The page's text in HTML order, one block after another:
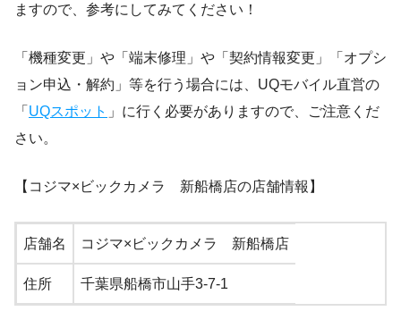
ますので、参考にしてみてください！
「機種変更」や「端末修理」や「契約情報変更」「オプシ
ョン申込・解約」等を行う場合には、UQモバイル直営の
「 UQスポット 」に行く必要がありますので、ご注意くだ
さい。
【コジマ×ビックカメラ 新船橋店の店舗情報】
店舗名 コジマ×ビックカメラ 新船橋店
住所 千葉県船橋市山手3-7-1